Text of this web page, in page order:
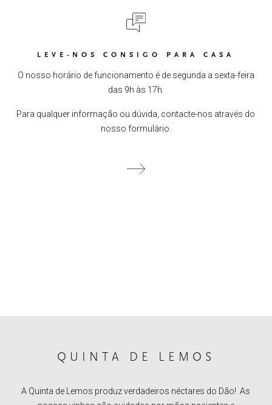
LEVE-NOS CONSIGO PARA CASA
O nosso horário de funcionamento é de segunda a sexta-feira
das 9h às 17h.
Para qualquer informação ou dúvida, contacte-nos através do
nosso formulário.
QUINTA DE LEMOS
A Quinta de Lemos produz verdadeiros néctares do Dão! As